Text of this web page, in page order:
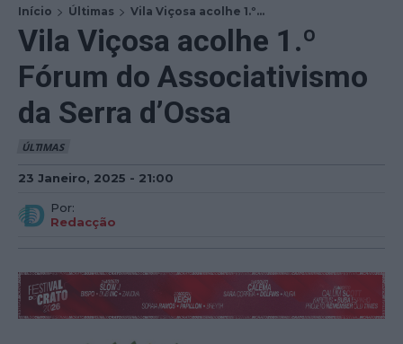
Início Últimas Vila Viçosa acolhe 1.º...
Vila Viçosa acolhe 1.º
Fórum do Associativismo
da Serra d’Ossa
ÚLTIMAS
23 Janeiro, 2025 - 21:00
Por:
Redacção